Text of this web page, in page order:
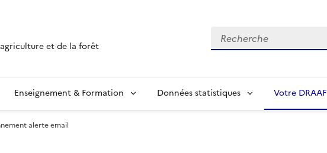
et de la forêt
Recherche
Enseignement & Formation Données statistiques Votre DRAAF
alerte email